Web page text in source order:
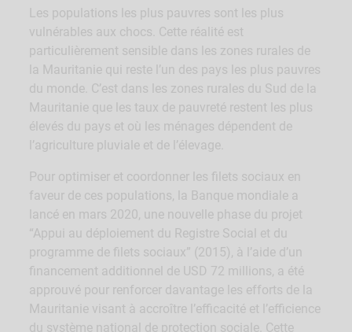
Les populations les plus pauvres sont les plus
vulnérables aux chocs. Cette réalité est
particulièrement sensible dans les zones rurales de
la Mauritanie qui reste l’un des pays les plus pauvres
du monde. C’est dans les zones rurales du Sud de la
Mauritanie que les taux de pauvreté restent les plus
élevés du pays et où les ménages dépendent de
l’agriculture pluviale et de l’élevage.
Pour optimiser et coordonner les filets sociaux en
faveur de ces populations, la Banque mondiale a
lancé en mars 2020, une nouvelle phase du projet
“Appui au déploiement du Registre Social et du
programme de filets sociaux” (2015), à l’aide d’un
financement additionnel de USD 72 millions, a été
approuvé pour renforcer davantage les efforts de la
Mauritanie visant à accroître l’efficacité et l’efficience
du système national de protection sociale. Cette